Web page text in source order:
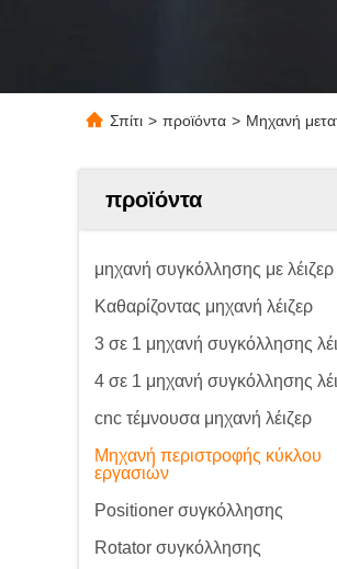
Σπίτι > προϊόντα > Μηχανή
προϊόντα
μηχανή συγκόλλησης με λέιζερ
Καθαρίζοντας μηχανή λέιζερ
3 σε 1 μηχανή συγκόλλησης
4 σε 1 μηχανή συγκόλλησης
cnc τέμνουσα μηχανή λέιζερ
Μηχανή περιστροφής κύκλου
εργασιών
Positioner συγκόλλησης
Rotator συγκόλλησης